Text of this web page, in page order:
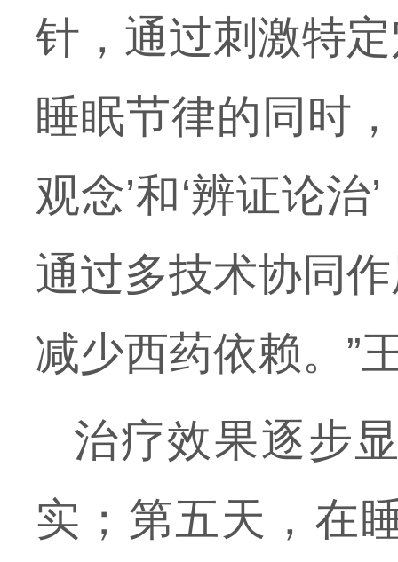
针，通过刺激特
睡眠节律的同时
观念’和‘辨证论
通过多技术协同
减少西药依赖。”
治疗效果逐步
实；第五天，在